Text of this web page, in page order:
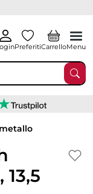
PreferitiCarrelloMenu